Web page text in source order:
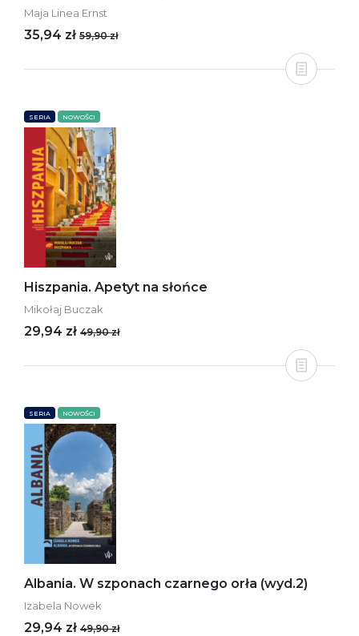
Maja Linea Ernst
35,94 zł 59,90 zł
SERIA NOWOŚCI
Hiszpania. Apetyt na słońce
Mikołaj Buczak
29,94 zł 49,90 zł
SERIA NOWOŚCI
Albania. W szponach czarnego orła (wyd.2)
Izabela Nowek
29,94 zł 49,90 zł